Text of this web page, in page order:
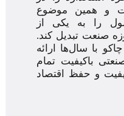
و همین موضوع
را به یکی از
صنعت تبدیل کند.
با سال‌ها ارائه
باکیفیت تمام
و حفظ اقتصاد